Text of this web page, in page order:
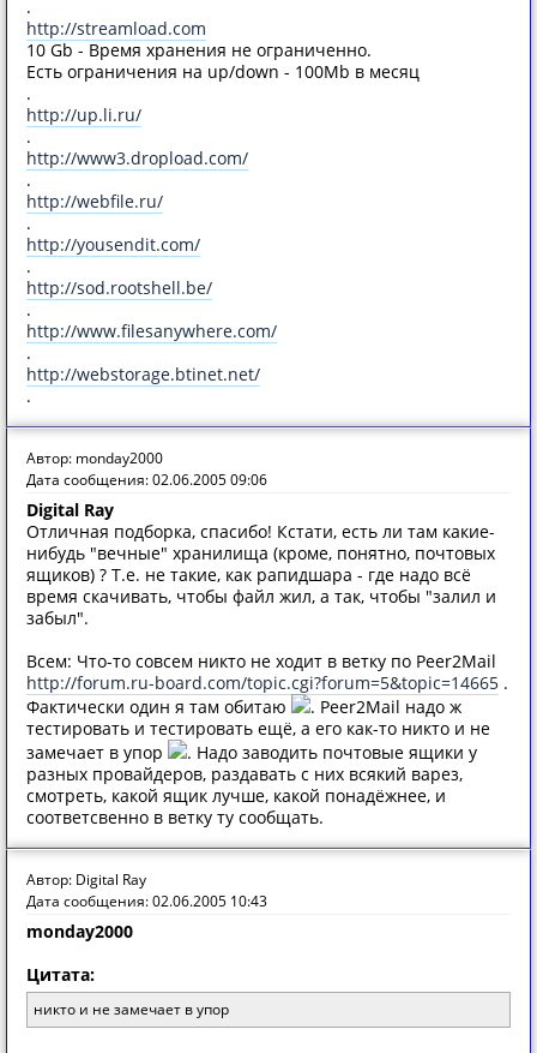
.
http://streamload.com
10 Gb - Время хранения не ограниченно.
Есть ограничения на up/down - 100Mb в месяц
.
http://up.li.ru/
.
http://www3.dropload.com/
.
http://webfile.ru/
.
http://yousendit.com/
.
http://sod.rootshell.be/
.
http://www.filesanywhere.com/
.
http://webstorage.btinet.net/
.
Автор: monday2000
Дата сообщения: 02.06.2005 09:06
Digital Ray
Отличная подборка, спасибо! Кстати, есть ли там какие-
нибудь "вечные" хранилища (кроме, понятно, почтовых
ящиков) ? Т.е. не такие, как рапидшара - где надо всё
время скачивать, чтобы файл жил, а так, чтобы "залил и
забыл".
Всем: Что-то совсем никто не ходит в ветку по Peer2Mail
http://forum.ru-board.com/topic.cgi?forum=5&topic=14665 .
Фактически один я там обитаю
. Peer2Mail надо ж
тестировать и тестировать ещё, а его как-то никто и не
замечает в упор
. Надо заводить почтовые ящики у
разных провайдеров, раздавать с них всякий варез,
смотреть, какой ящик лучше, какой понадёжнее, и
соответсвенно в ветку ту сообщать.
Автор: Digital Ray
Дата сообщения: 02.06.2005 10:43
monday2000
Цитата:
никто и не замечает в упор